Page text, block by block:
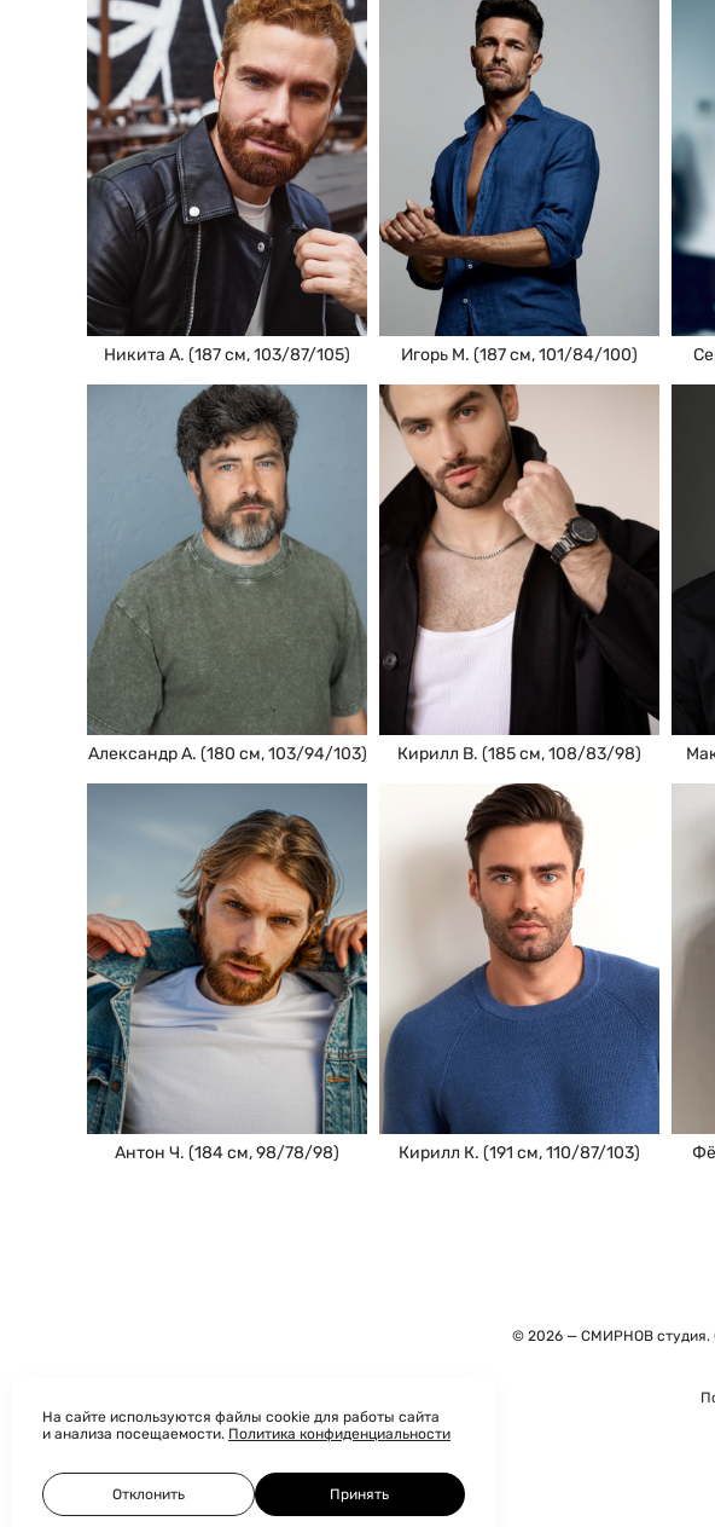
Никита А. (187 см, 103/87/105) Игорь М. (187 см, 101/84/100)
Александр А. (180 см, 103/94/103) Кирилл В. (185 см, 108/83/98)
Антон Ч. (184 см, 98/78/98) Кирилл К. (191 см, 110/87/103)
© 2026 — СМИРНОВ студия.
На сайте используются файлы cookie для работы сайта
и анализа посещаемости. Политика конфиденциальности
Отклонить Принять